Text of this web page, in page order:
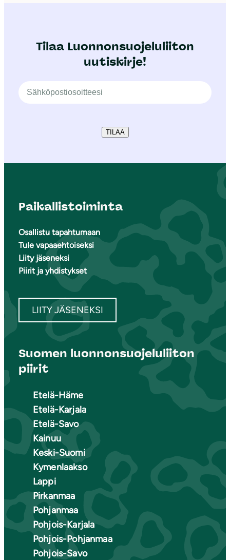
Tilaa Luonnonsuojeluliiton
uutiskirje!
TILAA
Paikallistoiminta
Osallistu tapahtumaan
Tule vapaaehtoiseksi
Liity jäseneksi
Piirit ja yhdistykset
LIITY JÄSENEKSI
Suomen luonnonsuojeluliiton
piirit
Etelä-Häme
Etelä-Karjala
Etelä-Savo
Kainuu
Keski-Suomi
Kymenlaakso
Lappi
Pirkanmaa
Pohjanmaa
Pohjois-Karjala
Pohjois-Pohjanmaa
Pohjois-Savo